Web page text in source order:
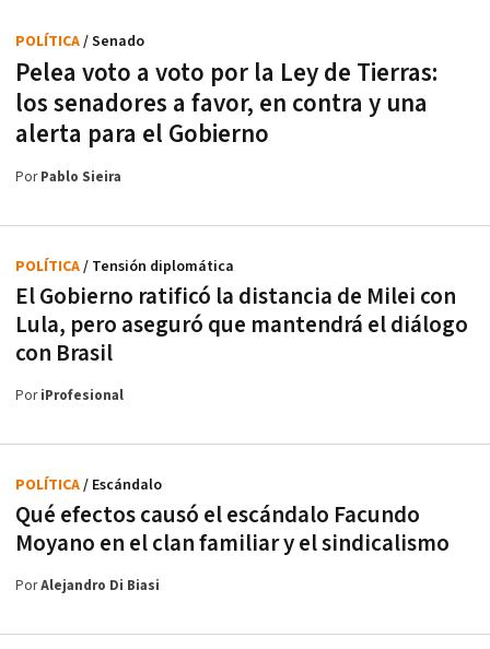
Pelea voto a voto por la Ley de Tierras:
los senadores a favor, en contra y una
alerta para el Gobierno
POLÍTICA/ Senado
PorPablo Sieira
El Gobierno ratificó la distancia de Milei con
Lula, pero aseguró que mantendrá el diálogo
con Brasil
POLÍTICA/ Tensión diplomática
PoriProfesional
Qué efectos causó el escándalo Facundo
Moyano en el clan familiar y el sindicalismo
POLÍTICA/ Escándalo
PorAlejandro Di Biasi